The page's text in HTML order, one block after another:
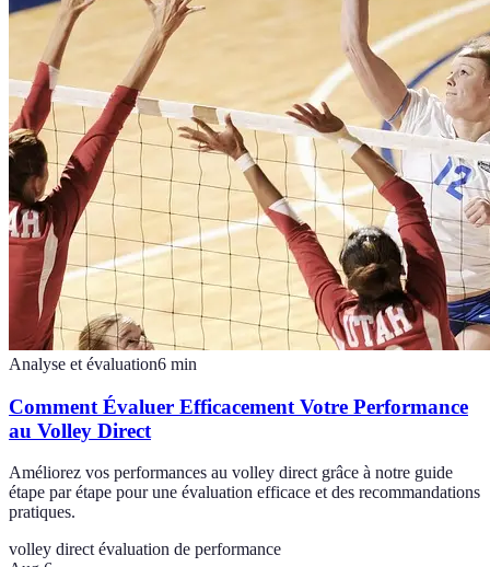
Analyse et évaluation6 min
Comment Évaluer Efficacement Votre Performance
au Volley Direct
Améliorez vos performances au volley direct grâce à notre guide
étape par étape pour une évaluation efficace et des recommandations
pratiques.
volley directévaluation de performance